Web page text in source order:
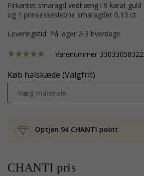
firkantet smaragd vedhæng i 9 karat guld med blank overflade
og 1 prinsesseslebne smaragder 0,13 ct.
Leveringstid: På lager 2-3 hverdage
Varenummer 33033058322
Køb halskæde (Valgfrit)
Vælg materiale
Optjen 94 CHANTI point
CHANTI pris